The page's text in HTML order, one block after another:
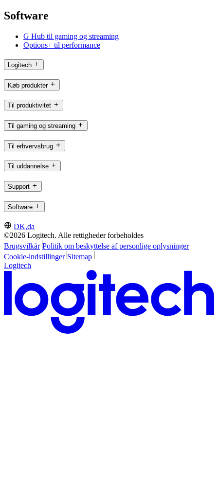
Software
G Hub til gaming og streaming
Options+ til performance
Logitech
Køb produkter
Til produktivitet
Til gaming og streaming
Til erhvervsbrug
Til uddannelse
Support
Software
DK,da
©2026 Logitech. Alle rettigheder forbeholdes
Brugsvilkår Politik om beskyttelse af personlige oplysninger
Cookie-indstillinger Sitemap
Logitech